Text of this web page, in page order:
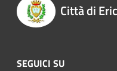
Città di
SEGUICI SU